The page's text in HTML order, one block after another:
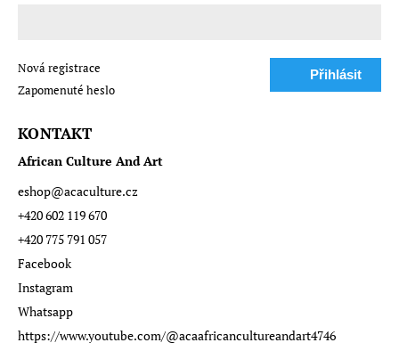
Přihlásit
Nová registrace
Zapomenuté heslo
KONTAKT
African Culture And Art
eshop@acaculture.cz
+420 602 119 670
+420 775 791 057
Facebook
Instagram
Whatsapp
https://www.youtube.com/@acaafricancultureandart4746